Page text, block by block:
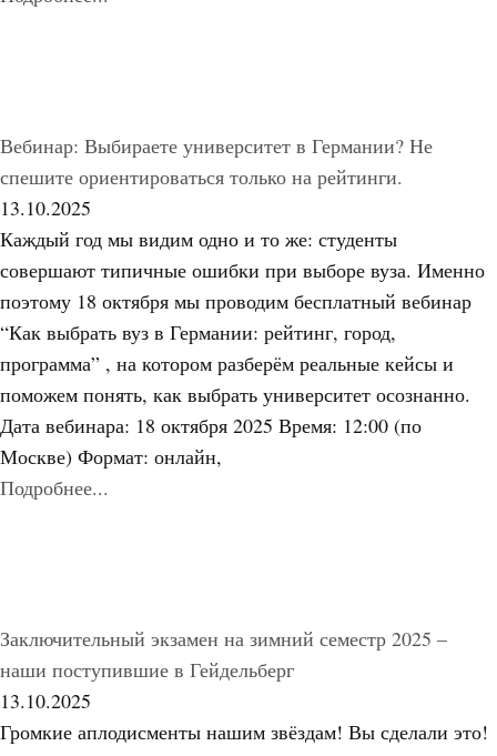
Вебинар: Выбираете университет в Германии? Не
спешите ориентироваться только на рейтинги.
13.10.2025
Каждый год мы видим одно и то же: студенты
совершают типичные ошибки при выборе вуза. Именно
поэтому 18 октября мы проводим бесплатный вебинар
“Как выбрать вуз в Германии: рейтинг, город,
программа” , на котором разберём реальные кейсы и
поможем понять, как выбрать университет осознанно.
Дата вебинара: 18 октября 2025 Время: 12:00 (по
Москве) Формат: онлайн,
Подробнее...
Заключительный экзамен на зимний семестр 2025 –
наши поступившие в Гейдельберг
13.10.2025
Громкие аплодисменты нашим звёздам! Вы сделали это!